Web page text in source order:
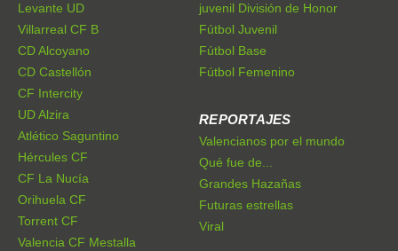
Levante UD
Villarreal CF B
CD Alcoyano
CD Castellón
CF Intercity
UD Alzira
Atlético Saguntino
Hércules CF
CF La Nucía
Orihuela CF
Torrent CF
Valencia CF Mestalla
juvenil División de Honor
Fútbol Juvenil
Fútbol Base
Fútbol Femenino
REPORTAJES
Valencianos por el mundo
Qué fue de...
Grandes Hazañas
Futuras estrellas
Viral